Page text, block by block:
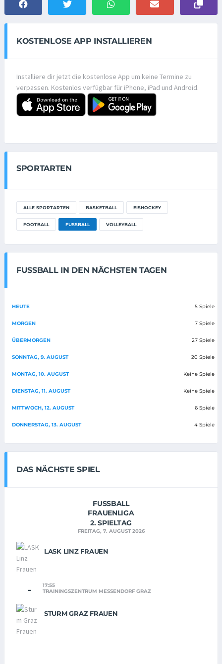
KOSTENLOSE APP INSTALLIEREN
Installiere dir jetzt die kostenlose App um keine Termine zu
verpassen. Kostenlos verfügbar für iPhone, iPad und Android.
SPORTARTEN
ALLE SPORTARTEN BASKETBALL EISHOCKEY
FOOTBALL FUSSBALL VOLLEYBALL
FUSSBALL IN DEN NÄCHSTEN TAGEN
HEUTE 5 Spiele
MORGEN 7 Spiele
ÜBERMORGEN 27 Spiele
SONNTAG, 9. AUGUST 20 Spiele
MONTAG, 10. AUGUST Keine Spiele
DIENSTAG, 11. AUGUST Keine Spiele
MITTWOCH, 12. AUGUST 6 Spiele
DONNERSTAG, 13. AUGUST 4 Spiele
DAS NÄCHSTE SPIEL
FUSSBALL
FRAUENLIGA
2. SPIELTAG
FREITAG, 7. AUGUST 2026
LASK LINZ FRAUEN
-
17:55
TRAININGSZENTRUM MESSENDORF GRAZ
STURM GRAZ FRAUEN